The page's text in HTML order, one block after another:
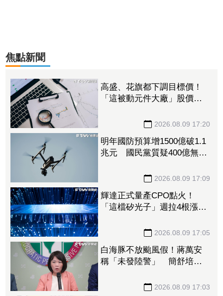
焦點新聞
高盛、花旗都下調目標價！
「這被動元件大廠」股價腰
安：兩家外資都沒看衰它
2026.08.09 17:20
明年國防預算增1500億破1.1
兆元 國民黨質疑400億無人
2026.08.09 17:09
輝達正式量產CPO點火！
「這檔矽光子」週拉4根漲
2026.08.09 17:05
白海豚不放颱風假！蔣萬安
稱「未發陸警」 簡舒培轟
2026.08.09 17:03